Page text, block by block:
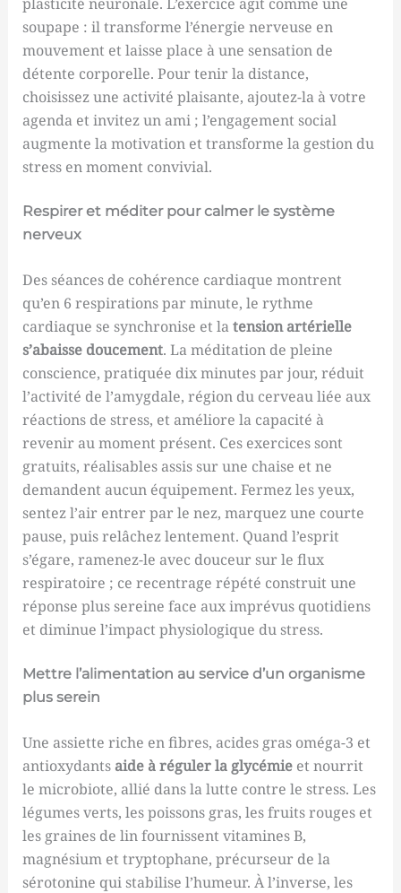
soupape : il transforme l’énergie nerveuse en
mouvement et laisse place à une sensation de
détente corporelle. Pour tenir la distance,
choisissez une activité plaisante, ajoutez-la à votre
agenda et invitez un ami ; l’engagement social
augmente la motivation et transforme la gestion du
stress en moment convivial.
Respirer et méditer pour calmer le système
nerveux
Des séances de cohérence cardiaque montrent
qu’en 6 respirations par minute, le rythme
cardiaque se synchronise et latension artérielle
s’abaisse doucement. La méditation de pleine
conscience, pratiquée dix minutes par jour, réduit
l’activité de l’amygdale, région du cerveau liée aux
réactions de stress, et améliore la capacité à
revenir au moment présent. Ces exercices sont
gratuits, réalisables assis sur une chaise et ne
demandent aucun équipement. Fermez les yeux,
sentez l’air entrer par le nez, marquez une courte
pause, puis relâchez lentement. Quand l’esprit
s’égare, ramenez-le avec douceur sur le flux
respiratoire ; ce recentrage répété construit une
réponse plus sereine face aux imprévus quotidiens
et diminue l’impact physiologique du stress.
Mettre l’alimentation au service d’un organisme
plus serein
Une assiette riche en fibres, acides gras oméga-3 et
antioxydants aide à réguler la glycémieet nourrit
le microbiote, allié dans la lutte contre le stress. Les
légumes verts, les poissons gras, les fruits rouges et
les graines de lin fournissent vitamines B,
magnésium et tryptophane, précurseur de la
sérotonine qui stabilise l’humeur. À l’inverse, les